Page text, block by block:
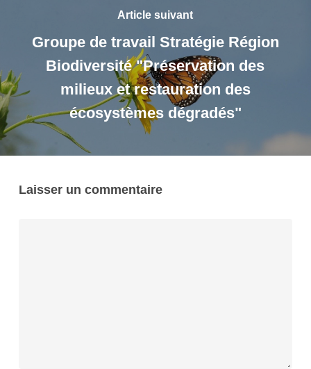
Article suivant
Groupe de travail Stratégie Région
Biodiversité "Préservation des
milieux et restauration des
écosystèmes dégradés"
Laisser un commentaire